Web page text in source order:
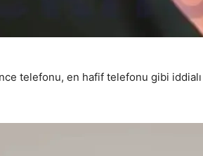
telefonu, en hafif telefonu gibi